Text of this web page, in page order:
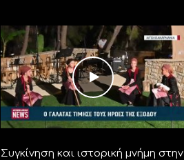
Συγκίνηση και ιστορική μνήμη στην